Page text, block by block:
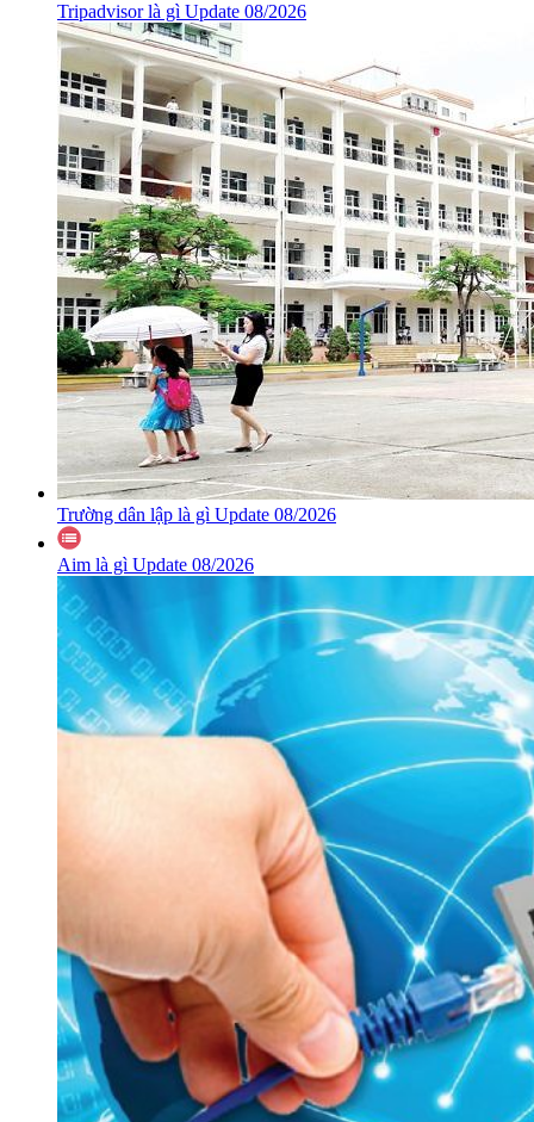
Tripadvisor là gì Update 08/2026
Trường dân lập là gì Update 08/2026
Aim là gì Update 08/2026